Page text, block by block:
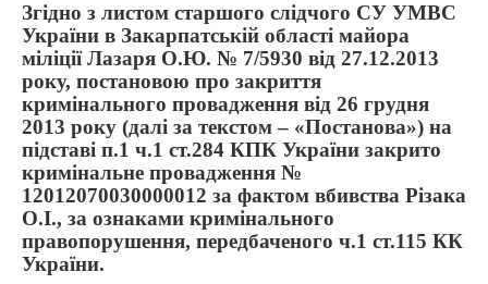
Згідно з листом старшого слідчого СУ УМВС
України в Закарпатській області майора
міліції Лазаря О.Ю. № 7/5930 від 27.12.2013
року, постановою про закриття
кримінального провадження від 26 грудня
2013 року (далі за текстом – «Постанова») на
підставі п.1 ч.1 ст.284 КПК України закрито
кримінальне провадження №
12012070030000012 за фактом вбивства Різака
О.І., за ознаками кримінального
правопорушення, передбаченого ч.1 ст.115 КК
України.